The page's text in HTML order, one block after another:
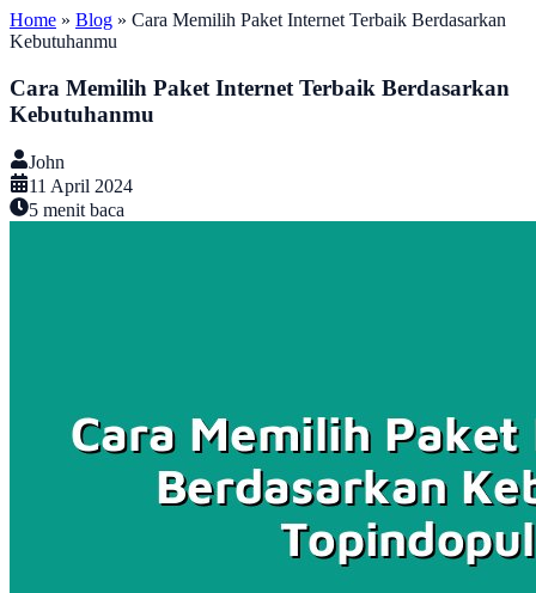
Home » Blog » Cara Memilih Paket Internet Terbaik Berdasarkan
Kebutuhanmu
Cara Memilih Paket Internet Terbaik Berdasarkan
Kebutuhanmu
John
11 April 2024
5 menit baca